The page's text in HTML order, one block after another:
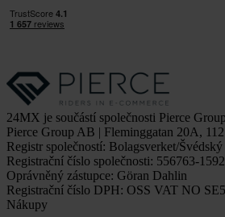
24MX je součástí společnosti Pierce
Pierce Group AB | Fleminggatan 20A,
Registr společností: Bolagsverket/
Registrační číslo společnosti: 556763-1592
Oprávněný zástupce: Göran Dahlin
Registrační číslo DPH: OSS VAT NO
Nákupy